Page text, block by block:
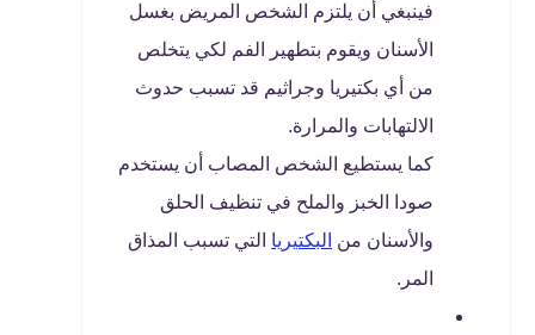
فينبغي أن يلتزم الشخص المريض بغسل
الأسنان ويقوم بتطهير الفم لكي يتخلص
من أي بكتيريا وجراثيم قد تسبب حدوث
الالتهابات والمرارة.
كما يستطيع الشخص المصاب أن يستخدم
صودا الخبز والملح في تنظيف الحلق
والأسنان من البكتيريا التي تسبب المذاق
المر.